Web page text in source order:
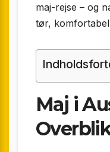
maj-rejse – og
tør,
Maj i